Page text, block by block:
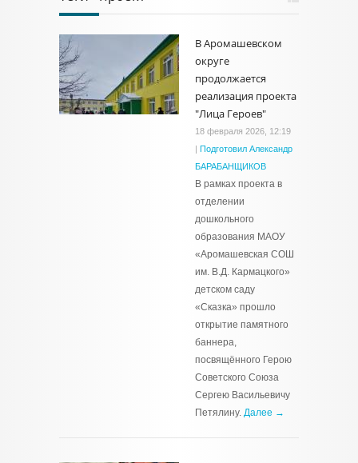
В Аромашевском
округе
продолжается
реализация проекта
"Лица Героев"
18 февраля 2026, 12:19
| Подготовил Александр
БАРАБАНЩИКОВ
В рамках проекта в
отделении
дошкольного
образования МАОУ
«Аромашевская СОШ
им. В.Д. Кармацкого»
детском саду
«Сказка» прошло
открытие памятного
баннера,
посвящённого Герою
Советского Союза
Сергею Васильевичу
Петялину. Далее →